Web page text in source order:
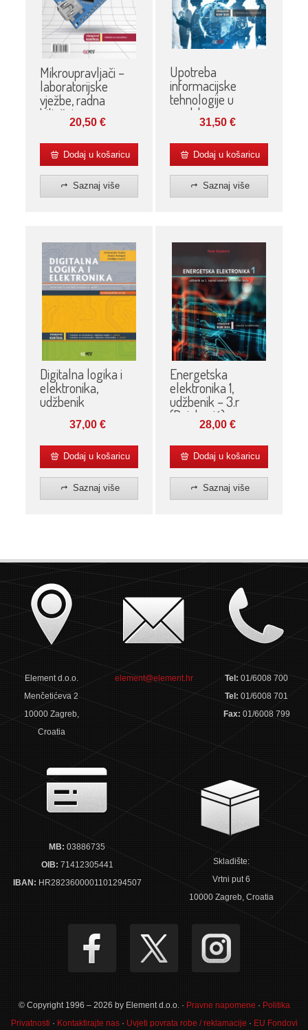
Mikroupravljači –
laboratorijske
vježbe, radna
bilježnica
20,50€
Dodaj u košaricu
Saznaj više
Upotreba
informacijske
tehnologije u
uredskom
poslovanju,
udžbenik
31,50€
Dodaj u košaricu
Saznaj više
Digitalna logika i
elektronika,
udžbenik
37,00€
Dodaj u košaricu
Saznaj više
Energetska
elektronika 1,
udžbenik – 3.r
(Rajaković)
28,00€
Dodaj u košaricu
Saznaj više
Element d.o.o.
Menčetićeva 2
10000 Zagreb,
Croatia
element@element.hr Tel:01/6008 700
Tel:01/6008 701
Fax: 01/6008 799
MB: 03886735
OIB: 71412305441
IBAN: HR2823600001101294507
Skladište:
Vrtni put 6
10000 Zagreb, Croatia
© Copyright 1996 – 2026 by Element d.o.o. · Pravne napomene · Politika
Privatnosti · Kontaktirajte nas· Uvjeti povrata robe / reklamacije · EU Fondovi